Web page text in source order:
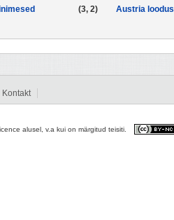
(3, 2) Austria loodus
Kontakt
alusel, v.a kui on märgitud teisiti.